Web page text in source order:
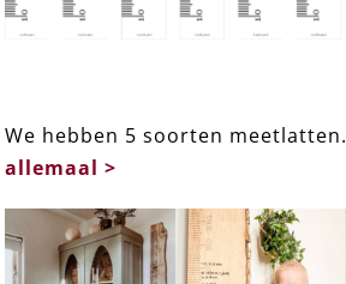
We hebben 5 soorten meetlatten.
allemaal >